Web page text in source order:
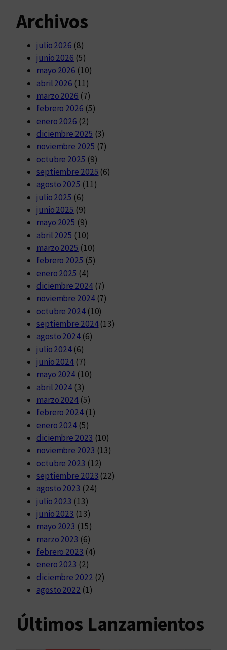
Archivos
julio 2026 (8)
junio 2026 (5)
mayo 2026 (10)
abril 2026 (11)
marzo 2026 (7)
febrero 2026 (5)
enero 2026 (2)
diciembre 2025 (3)
noviembre 2025 (7)
octubre 2025 (9)
septiembre 2025 (6)
agosto 2025 (11)
julio 2025 (6)
junio 2025 (9)
mayo 2025 (9)
abril 2025 (10)
marzo 2025 (10)
febrero 2025 (5)
enero 2025 (4)
diciembre 2024(7)
noviembre 2024(7)
octubre 2024(10)
septiembre 2024(13)
agosto 2024(6)
julio 2024 (6)
junio 2024 (7)
mayo 2024 (10)
abril 2024 (3)
marzo 2024 (5)
febrero 2024(1)
enero 2024 (5)
diciembre 2023 (10)
noviembre 2023 (13)
octubre 2023 (12)
septiembre 2023 (22)
agosto 2023 (24)
julio 2023 (13)
junio 2023 (13)
mayo 2023 (15)
marzo 2023 (6)
febrero 2023 (4)
enero 2023 (2)
diciembre 2022 (2)
agosto 2022 (1)
Últimos Lanzamientos